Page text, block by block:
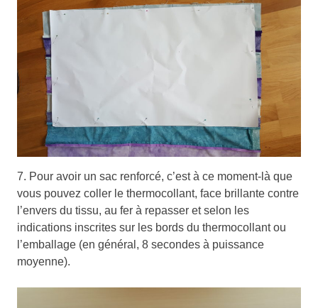
7. Pour avoir un sac renforcé, c’est à ce moment-là que
vous pouvez coller le thermocollant, face brillante contre
l’envers du tissu, au fer à repasser et selon les
indications inscrites sur les bords du thermocollant ou
l’emballage (en général, 8 secondes à puissance
moyenne).